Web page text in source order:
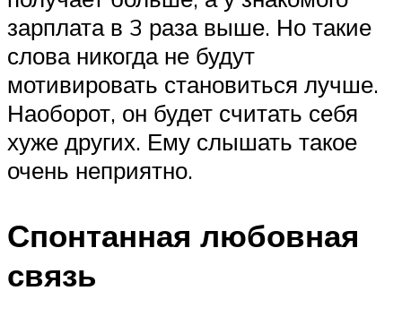
зарплата в 3 раза выше. Но такие
слова никогда не будут
мотивировать становиться лучше.
Наоборот, он будет считать себя
хуже других. Ему слышать такое
очень неприятно.
Спонтанная любовная
связь